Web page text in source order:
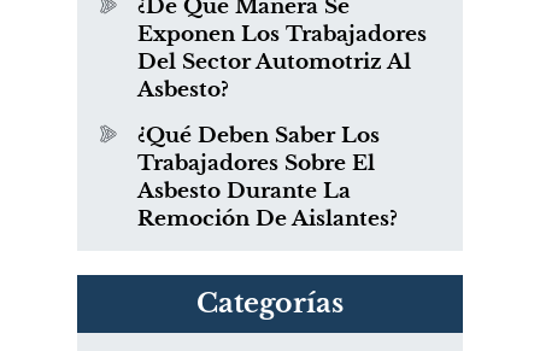
¿De Qué Manera Se
Exponen Los Trabajadores
Del Sector Automotriz Al
Asbesto?
¿Qué Deben Saber Los
Trabajadores Sobre El
Asbesto Durante La
Remoción De Aislantes?
Categorías